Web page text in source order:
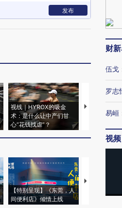
发布
视线｜HYROX的吸金
术：是什么让中产们甘
心“花钱找虐”？
马航飞行员跨
粒摇头丸 尿
【特别呈现】《东莞，人
间便利店》倾情上线
【推广】走进
财
伍戈
罗志
易峘
视频